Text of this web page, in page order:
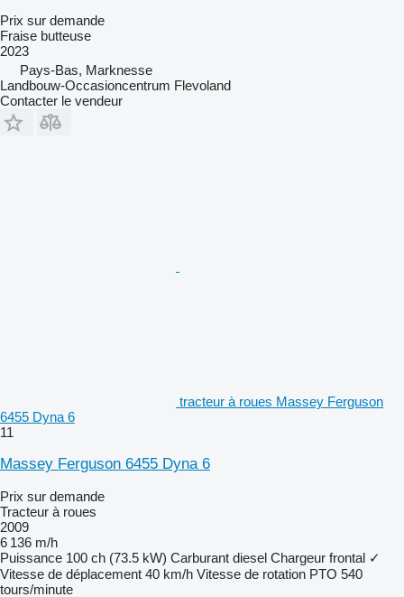
Prix sur demande
Fraise butteuse
2023
Pays-Bas, Marknesse
Landbouw-Occasioncentrum Flevoland
Contacter le vendeur
tracteur à roues Massey Ferguson
6455 Dyna 6
11
Massey Ferguson 6455 Dyna 6
Prix sur demande
Tracteur à roues
2009
6 136 m/h
Puissance 100 ch (73.5 kW) Carburant diesel Chargeur frontal ✓
Vitesse de déplacement 40 km/h Vitesse de rotation PTO 540
tours/minute